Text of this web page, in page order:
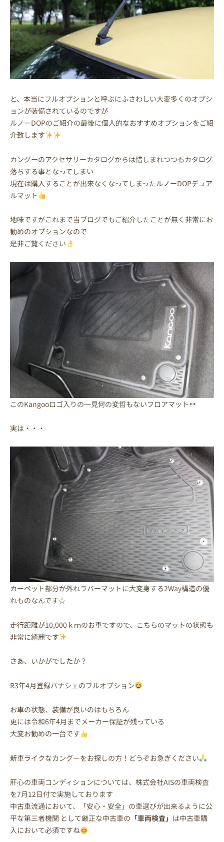
と、本当にフルオプションと呼ぶにふさわしい大変多くのオプシ
ョンが装備されているのですが
ルノーDOPのご紹介の最後に個人的なおすすめオプションをご紹
介致します
カングーのアクセサリーカタログからは惜しまれつつもカタログ
落ちする事となってしまい
現在は購入することが出来なくなってしまったルノーDOPデュア
ルマット
地味ですがこれまで当ブログでもご紹介したことが無く非常にお
勧めのオプションなので
是非ご覧ください
このKangooロゴ入りの一見何の変哲もないフロアマット
実は・・・
カーペット部分が外れラバーマットに大変身する2Way構造の優
れものなんです☆
走行距離が10,000ｋｍのお車ですので、こちらのマットの状態も
非常に綺麗です
さあ、いかがでしたか？
R3年4月登録パナシェのフルオプション
お車の状態、装備が良いのはもちろん
更には令和6年4月までメーカー保証が残っている
大変お勧めの一台です
新車ライクなカングーをお探しの方！どうぞお急ぎください
肝心の車両コンディションについては、株式会社AISの車両検査
を7月12日付で実施しております
中古車流通において、「安心・安全」の車選びが出来るように公
平な第三者機関 として厳正な中古車の 「車両検査」 は中古車購
入において必須ですね